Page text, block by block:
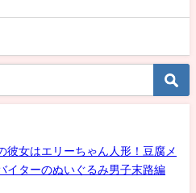
女はエリーちゃん人形！豆腐メ
イターのぬいぐるみ男子末路編